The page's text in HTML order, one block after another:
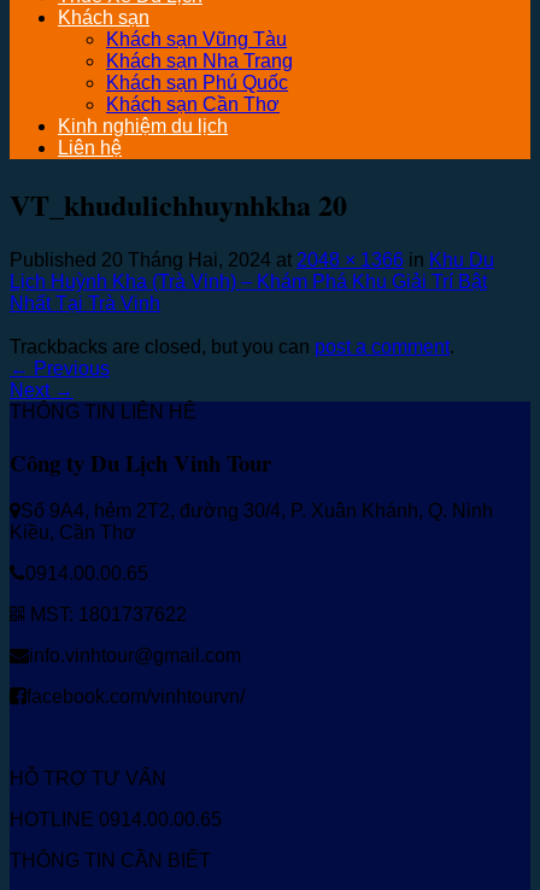
Khách sạn
Khách sạn Vũng Tàu
Khách sạn Nha Trang
Khách sạn Phú Quốc
Khách sạn Cần Thơ
Kinh nghiệm du lịch
Liên hệ
VT_khudulichhuynhkha 20
Published 20 Tháng Hai, 2024 at 2048 × 1366 in Khu Du
Lịch Huỳnh Kha (Trà Vinh) – Khám Phá Khu Giải Trí Bật
Nhất Tại Trà Vinh
Trackbacks are closed, but you can post a comment.
← Previous
Next →
THÔNG TIN LIÊN HỆ
Công ty Du Lịch Vinh Tour
Số 9A4, hẻm 2T2, đường 30/4, P. Xuân Khánh, Q. Ninh
Kiều, Cần Thơ
0914.00.00.65
MST: 1801737622
info.vinhtour@gmail.com
facebook.com/vinhtourvn/
HỖ TRỢ TƯ VẤN
HOTLINE 0914.00.00.65
THÔNG TIN CẦN BIẾT